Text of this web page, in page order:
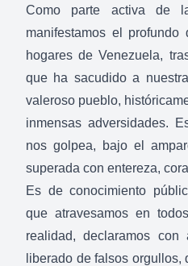
Como parte activa de
manifestamos el
hogares de Venezuela,
que ha sacudido a
valeroso pueblo,
inmensas adversidades.
nos golpea, bajo el
superada con entereza,
Es de conocimiento
que atravesamos en
realidad, declaramos con
liberado de falsos